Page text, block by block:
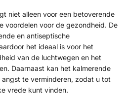
niet alleen voor een betoverende
voordelen voor de gezondheid. De
en antiseptische
het ideaal is voor het
van de luchtwegen en het
Daarnaast kan het kalmerende
angst te verminderen, zodat u tot
vrede kunt vinden.